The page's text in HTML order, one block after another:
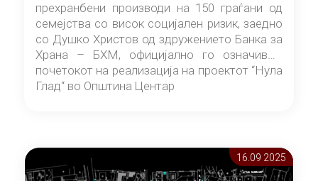
прехранбени производи на 150 граѓани од
семејства со висок социјален ризик, заедно
со Душко Христов од здружението Банка за
Храна – БХМ, официјално го означивме
почетокот на реализација на проектот “Нула
Глад“ во Општина Центар
16.09 2025